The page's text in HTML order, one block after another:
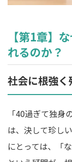
【第1章】
れるのか？
社会に根強
「40過ぎて独
は、決して珍し
にとっては、「